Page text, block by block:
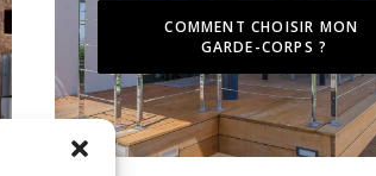
COMMENT CHOISIR MON
GARDE-CORPS ?